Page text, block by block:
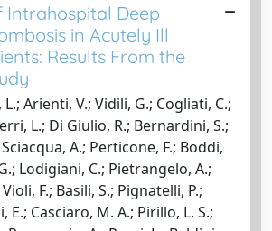
Intrahospital Deep
in Acutely Ill
Results From the
Arienti, V.; Vidili, G.; Cogliati, C.;
L.; Di Giulio, R.; Bernardini, S.;
A.; Perticone, F.; Boddi,
Lodigiani, C.; Pietrangelo, A.;
F.; Basili, S.; Pignatelli, P.;
E.; Casciaro, M. A.; Pirillo, L. S.;